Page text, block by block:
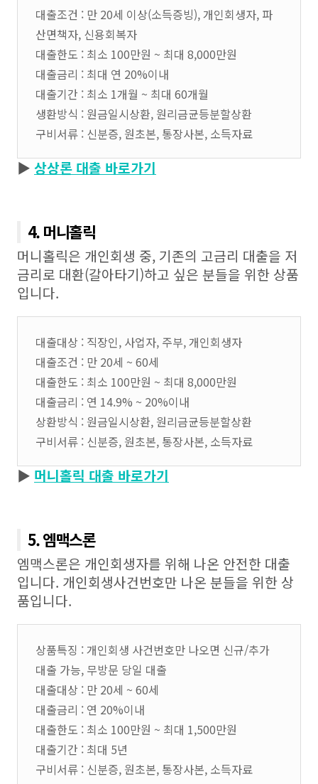
대출조건 : 만 20세 이상(소득증빙), 개인회생자, 파
산면책자, 신용회복자
대출한도 : 최소 100만원 ~ 최대 8,000만원
대출금리 : 최대 연 20%이내
대출기간 : 최소 1개월 ~ 최대 60개월
생환방식 : 원금일시상환, 원리금균등분할상환
구비서류 : 신분증, 원초본, 통장사본, 소득자료
▶ 상상론 대출 바로가기
4. 머니홀릭
머니홀릭은 개인회생 중, 기존의 고금리 대출을 저
금리로 대환(갈아타기)하고 싶은 분들을 위한 상품
입니다.
대출대상 : 직장인, 사업자, 주부, 개인회생자
대출조건 : 만 20세 ~ 60세
대출한도 : 최소 100만원 ~ 최대 8,000만원
대출금리 : 연 14.9% ~ 20%이내
상환방식 : 원금일시상환, 원리금균등분할상환
구비서류 : 신분증, 원초본, 통장사본, 소득자료
▶ 머니홀릭 대출 바로가기
5. 엠맥스론
엠맥스론은 개인회생자를 위해 나온 안전한 대출
입니다. 개인회생사건번호만 나온 분들을 위한 상
품입니다.
상품특징 : 개인회생 사건번호만 나오면 신규/추가
대출 가능, 무방문 당일 대출
대출대상 : 만 20세 ~ 60세
대출금리 : 연 20%이내
대출한도 : 최소 100만원 ~ 최대 1,500만원
대출기간 : 최대 5년
구비서류 : 신분증, 원초본, 통장사본, 소득자료